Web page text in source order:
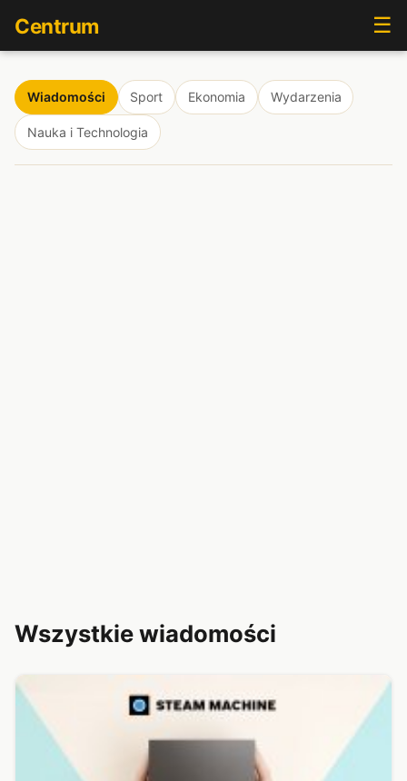
Centrum ☰
Wiadomości Sport Ekonomia Wydarzenia
Nauka i Technologia
Wszystkie wiadomości